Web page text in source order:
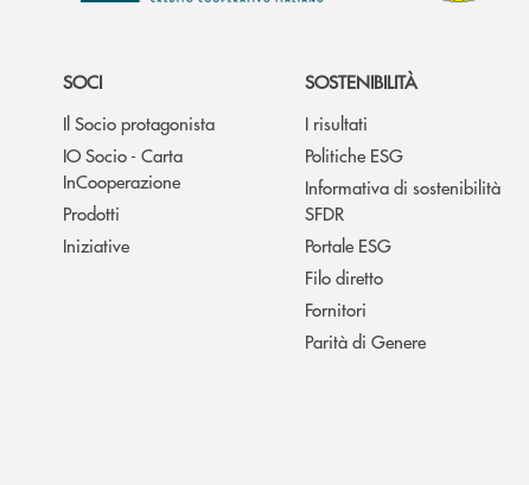
SOCI
Il Socio protagonista
IO Socio - Carta
InCooperazione
Prodotti
Iniziative
SOSTENIBILITÀ
I risultati
Politiche ESG
Informativa di sostenibilità
SFDR
Portale ESG
Filo diretto
Fornitori
Parità di Genere